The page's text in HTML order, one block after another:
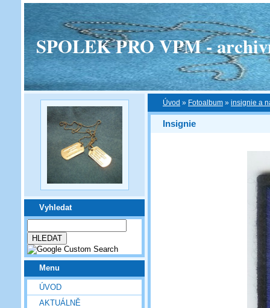
SPOLEK PRO VPM -
Vyhledat
Menu
ÚVOD
AKTUÁLNĚ
Úvod » Fotoalbum » insignie a
Insignie